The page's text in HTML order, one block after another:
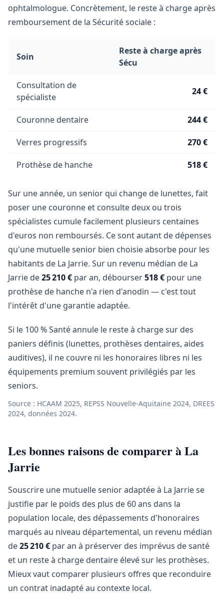
ophtalmologue. Concrètement, le reste à charge après
remboursement de la Sécurité sociale :
Soin
Reste à charge après
Sécu
Consultation de
spécialiste
24 €
Couronne dentaire 244 €
Verres progressifs 270 €
Prothèse de hanche 518 €
Sur une année, un senior qui change de lunettes, fait
poser une couronne et consulte deux ou trois
spécialistes cumule facilement plusieurs centaines
d'euros non remboursés. Ce sont autant de dépenses
qu'une mutuelle senior bien choisie absorbe pour les
habitants de La Jarrie. Sur un revenu médian de La
Jarrie de25 210 € par an, débourser518 € pour une
prothèse de hanche n'a rien d'anodin — c'est tout
l'intérêt d'une garantie adaptée.
Si le 100 % Santé annule le reste à charge sur des
paniers définis (lunettes, prothèses dentaires, aides
auditives), il ne couvre ni les honoraires libres ni les
équipements premium souvent privilégiés par les
seniors.
Source : HCAAM 2025, REPSS Nouvelle-Aquitaine 2024, DREES
2024, données 2024.
Les bonnes raisons de comparer à La
Jarrie
Souscrire une mutuelle senior adaptée à La Jarrie se
justifie par le poids des plus de 60 ans dans la
population locale, des dépassements d'honoraires
marqués au niveau départemental, un revenu médian
de25 210 € par an à préserver des imprévus de santé
et un reste à charge dentaire élevé sur les prothèses.
Mieux vaut comparer plusieurs offres que reconduire
un contrat inadapté au contexte local.